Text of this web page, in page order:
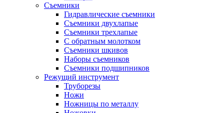
Съемники
Гидравлические съемники
Съемники двухлапые
Съемники трехлапые
С обратным молотком
Съемники шкивов
Наборы съемников
Съемники подшипников
Режущий инструмент
Труборезы
Ножи
Ножницы по металлу